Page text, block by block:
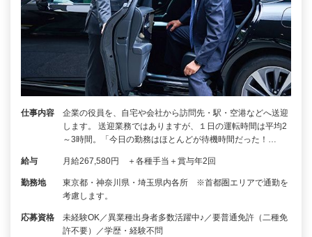
仕事内容
企業の役員を、自宅や会社から訪問先・駅・空港などへ送迎
します。 送迎業務ではありますが、１日の運転時間は平均2
～3時間。「今日の勤務はほとんどが待機時間だった！…
給与 月給267,580円 ＋各種手当＋賞与年2回
勤務地
東京都・神奈川県・埼玉県内各所 ※首都圏エリアで通勤を
考慮します。
応募資格
未経験OK／異業種出身者多数活躍中♪／要普通免許（二種免
許不要）／学歴・経験不問